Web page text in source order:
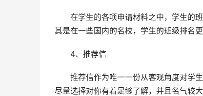
在学生的各项申请材料之中，学生的班
其是在一些国内的名校，学生的班级排名更
4、推荐信
推荐信作为唯一一份从客观角度对学生
尽量选择对你有着足够了解，并且名气较大